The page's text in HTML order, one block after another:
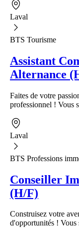
Laval
BTS Tourisme
Assistant
Alternance
Faites de votre
professionnel ! Vous
Laval
BTS Professions
Conseiller
(H/F)
Construisez votre
d'opportunités ! Vous